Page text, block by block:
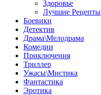
Здоровье
Лучшие Рецепты
Боевики
Детектив
Драма\Мелодрама
Комедии
Приключения
Триллер
Ужасы\Мистика
Фантастика
Эротика